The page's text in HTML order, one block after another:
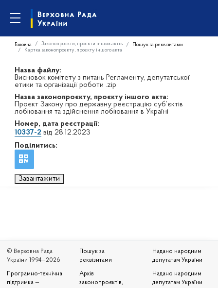
Головна Законопроєкти, проєкти інших актів
Пошук за реквізитами
Картка законопроєкту, проєкту іншого акта
Назва файлу:
Висновок комітету з питань Регламенту, депутатської
етики та організації роботи .zip
Назва законопроєкту, проєкту іншого акта:
Проєкт Закону про державну реєстрацію суб’єктів
лобіювання та здійснення лобіювання в Україні
Номер, дата реєстрації:
10337-2 від 28.12.2023
Поділитись:
Завантажити
© Верховна Рада
України 1994—2026
Програмно-технічна
підтримка —
Пошук за
реквізитами
Архів
законопроєктів,
Надано народним
депутатам України
Надано народним
депутатам України